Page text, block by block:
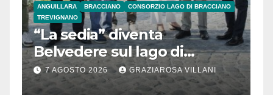
ANGUILLARA BRACCIANO
CONSORZIO LAGO DI BRACCIANO
TREVIGNANO
“La sedia” diventa
Belvedere sul lago di
Bracciano: ieri
l’inaugurazione
7 AGOSTO 2026 GRAZIAROSA VILLANI